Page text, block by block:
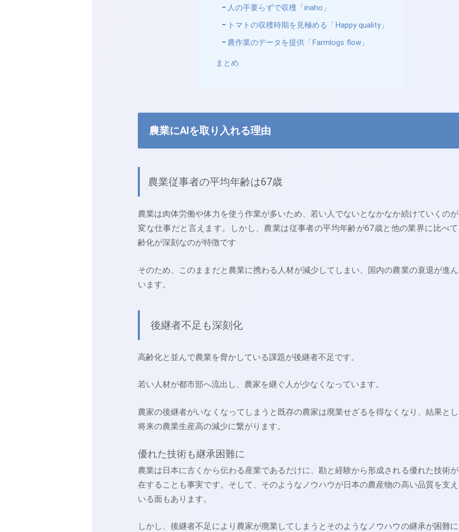
人の手要らずで収穫「inaho」
トマトの収穫時期を見極める「Happy quality」
農作業のデータを提供「Farmlogs flow」
まとめ
農業にAIを取り入れる理由
農業従事者の平均年齢は67歳
農業は肉体労働や体力を使う作業が多いため、若い人でないとなかなか続けていくの
変な仕事だと言えます。しかし、農業は従事者の平均年齢が67歳と他の業界に比べ
齢化が深刻なのが特徴です
そのため、このままだと農業に携わる人材が減少してしまい、国内の農業の衰退が進
います。
後継者不足も深刻化
高齢化と並んで農業を脅かしている課題が後継者不足です。
若い人材が都市部へ流出し、農家を継ぐ人が少なくなっています。
農家の後継者がいなくなってしまうと既存の農家は廃業せざるを得なくなり、結果と
将来の農業生産高の減少に繋がります。
優れた技術も継承困難に
農業は日本に古くから伝わる産業であるだけに、勘と経験から形成される優れた技術
在することも事実です。そして、そのようなノウハウが日本の農産物の高い品質を支
いる面もあります。
しかし、後継者不足により農家が廃業してしまうとそのようなノウハウの継承が困難